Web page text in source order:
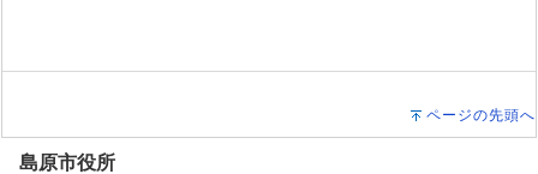
ページの先頭へ
島原市役所